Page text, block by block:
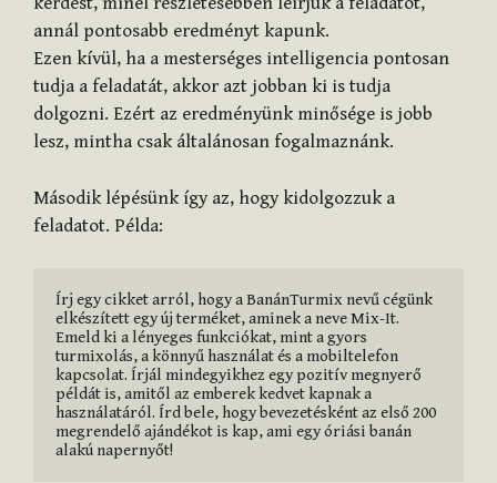
annál pontosabb eredményt kapunk.
Ezen kívül, ha a mesterséges intelligencia pontosan
tudja a feladatát, akkor azt jobban ki is tudja
dolgozni. Ezért az eredményünk minősége is jobb
lesz, mintha csak általánosan fogalmaznánk.
Második lépésünk így az, hogy kidolgozzuk a
feladatot. Példa:
Írj egy cikket arról, hogy a BanánTurmix nevű cégünk
elkészített egy új terméket, aminek a neve Mix-It.
Emeld ki a lényeges funkciókat, mint a gyors
turmixolás, a könnyű használat és a mobiltelefon
kapcsolat. Írjál mindegyikhez egy pozitív megnyerő
példát is, amitől az emberek kedvet kapnak a
használatáról. Írd bele, hogy bevezetésként az első 200
megrendelő ajándékot is kap, ami egy óriási banán
alakú napernyőt!